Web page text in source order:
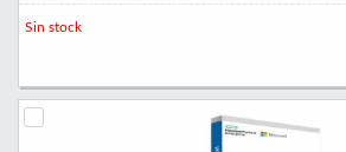
Sin stock